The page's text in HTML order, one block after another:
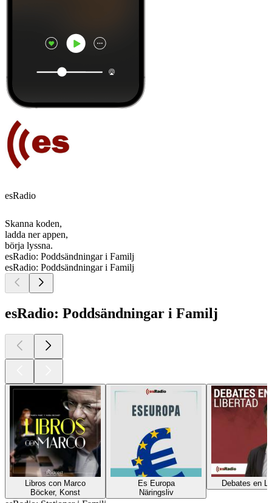
esRadio
Skanna koden,
ladda ner appen,
börja lyssna.
esRadio: Poddsändningar i Familj
esRadio: Poddsändningar i Familj
esRadio: Poddsändningar i Familj
Libros con Marco
Böcker, Konst
Es Europa
Näringsliv
Debates en